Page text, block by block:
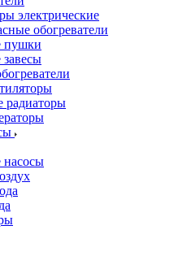
электрические
обогреватели
пушки
радиаторы
насосы